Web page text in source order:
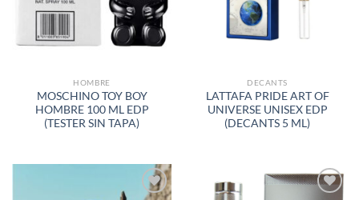
DESEOS
HOMBRE
MOSCHINO TOY BOY
HOMBRE 100 ML EDP
(TESTER SIN TAPA)
DESEOS
DECANTS
LATTAFA PRIDE ART OF
UNIVERSE UNISEX EDP
(DECANTS 5 ML)